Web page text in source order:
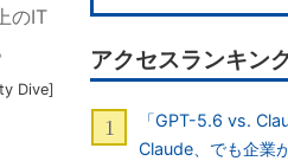
のIT
Dive]
アクセスランキン
「GPT-5.6 vs.
Claude、でも企業